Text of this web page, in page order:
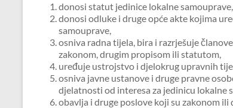
donosi statut jedinice lokalne samouprave,
donosi odluke i druge opće akte kojima
samouprave,
osniva radna tijela, bira i razrješuje
zakonom, drugim propisom ili statutom,
uređuje ustrojstvo i djelokrug upravnih
osniva javne ustanove i druge pravne
djelatnosti od interesa za jedinicu lokalne
obavlja i druge poslove koji su zakonom